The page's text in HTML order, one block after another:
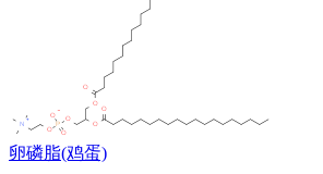
卵磷脂(鸡蛋)